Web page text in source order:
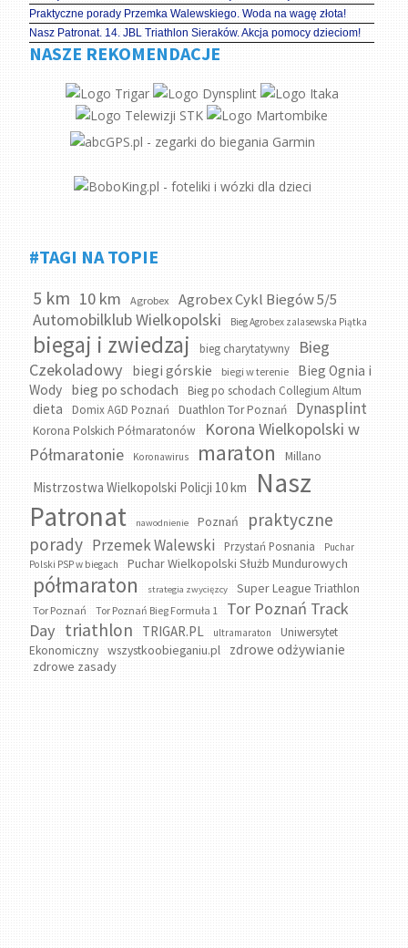
Praktyczne porady Przemka Walewskiego. Woda na wagę złota!
Nasz Patronat. 14. JBL Triathlon Sieraków. Akcja pomocy dzieciom!
NASZE REKOMENDACJE
#TAGI NA TOPIE
5 km 10 km Agrobex Agrobex Cykl Biegów 5/5
Automobilklub Wielkopolski Bieg Agrobex zalasewska Piątka
biegaj i zwiedzaj bieg charytatywny
Bieg
Czekoladowy
biegi górskie biegi w terenie
Bieg Ognia i
Wody bieg po schodach Bieg po schodach Collegium Altum
dieta Domix AGD Poznań Duathlon Tor Poznań Dynasplint
Korona Polskich Półmaratonów
Korona Wielkopolski w
Półmaratonie
Koronawirus maraton Millano
Mistrzostwa Wielkopolski Policji 10 km
Nasz
Patronat
nawodnienie Poznań
praktyczne
porady Przemek Walewski Przystań Posnania
Puchar
Polski PSP w biegach
Puchar Wielkopolski Służb Mundurowych
półmaraton strategia zwycięzcy Super League Triathlon
Tor Poznań Tor Poznań Bieg Formuła 1
Tor Poznań Track
Day triathlon TRIGAR.PL ultramaraton
Uniwersytet
Ekonomiczny
wszystkoobieganiu.pl zdrowe odżywianie
zdrowe zasady